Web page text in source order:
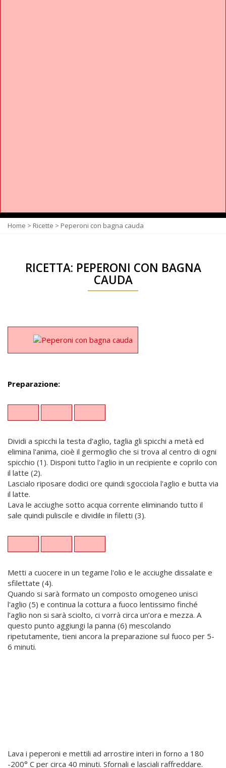
Home > Ricette > Peperoni con bagna cauda
RICETTA: PEPERONI CON BAGNA
CAUDA
Preparazione:
Dividi a spicchi la testa d'aglio, taglia gli spicchi a metà ed
elimina l'anima, cioè il germoglio che si trova al centro di ogni
spicchio (1). Disponi tutto l'aglio in un recipiente e coprilo con
il latte (2).
Lascialo riposare dodici ore quindi sgocciola l'aglio e butta via
il latte.
Lava le acciughe sotto acqua corrente eliminando tutto il
sale quindi puliscile e dividile in filetti (3).
Metti a cuocere in un tegame l'olio e le acciughe dissalate e
sfilettate (4).
Quando si sarà formato un composto omogeneo unisci
l'aglio (5) e continua la cottura a fuoco lentissimo finché
l’aglio non si sarà sciolto, ci vorrà circa un’ora e mezza. A
questo punto aggiungi la panna (6) mescolando
ripetutamente, tieni ancora la preparazione sul fuoco per 5-
6 minuti.
Lava i peperoni e mettili ad arrostire interi in forno a 180
-200° C per circa 40 minuti. Sfornali e lasciali raffreddare.